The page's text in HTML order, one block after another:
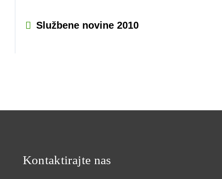
Službene novine 2010
Kontaktirajte nas